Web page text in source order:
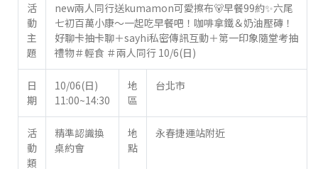
活
動
主
題
new兩人同行送kumamon可愛擦布🐻早餐99約✨六尾
七初百萬小康～一起吃早餐吧！咖啡拿鐵＆奶油壓磚！
好聊卡抽卡聊＋sayhi私密傳訊互動＋第一印象隨堂考抽
禮物＃輕食 ＃兩人同行 10/6(日)
日
期
10/06(日)
11:00~14:30
地
區
台北市
活
動
類
精準認識換
桌約會
地
點
永春捷運站附近